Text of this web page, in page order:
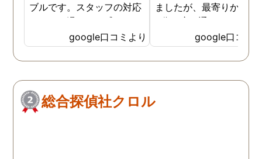
ブルです。スタッフの対応
なんかも温かみを感じま
す。はじめからこちらにす
ればよかったです😢 …
google口コミより
ましたが、最寄りから徒
3分程度で通いやすかっ
google口コミ
総合探偵社クロル